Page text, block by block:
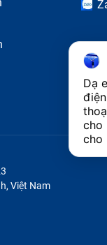
Việt Nam
Dạ
cho
cho